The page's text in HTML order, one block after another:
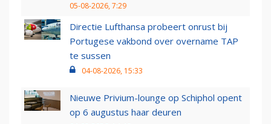
05-08-2026, 7:29
Directie Lufthansa probeert onrust bij
Portugese vakbond over overname TAP
te sussen
04-08-2026, 15:33
Nieuwe Privium-lounge op Schiphol opent
op 6 augustus haar deuren